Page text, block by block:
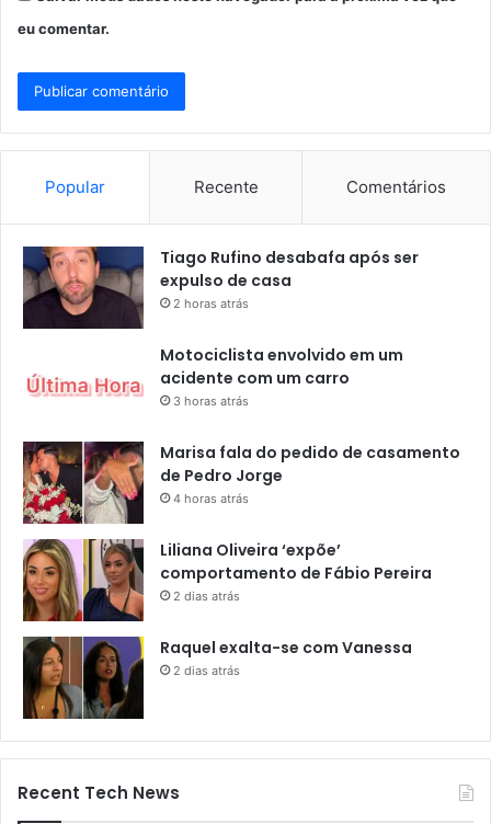
eu comentar.
Popular Recente Comentários
Tiago Rufino desabafa após ser
expulso de casa
2 horas atrás
Motociclista envolvido em um
acidente com um carro
3 horas atrás
Marisa fala do pedido de casamento
de Pedro Jorge
4 horas atrás
Liliana Oliveira ‘expõe’
comportamento de Fábio Pereira
2 dias atrás
Raquel exalta-se com Vanessa
2 dias atrás
Recent Tech News